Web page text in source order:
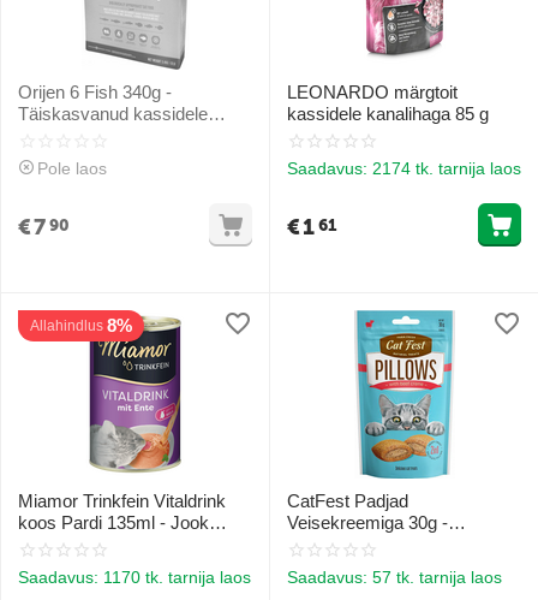
Orijen 6 Fish 340g -
Täiskasvanud kassidele
Pole laos
€790
LEONARDO märgtoit
kassidele kanalihaga 85 g
Saadavus: 2174 tk. tarnija laos
€161
Allahindlus 8%
Miamor Trinkfein Vitaldrink
koos Pardi 135ml - Jook
kassidele pardilihaga
Saadavus: 1170 tk. tarnija laos
CatFest Padjad
Veisekreemiga 30g -
Padjakesed veiseliha
Saadavus: 57 tk. tarnija laos